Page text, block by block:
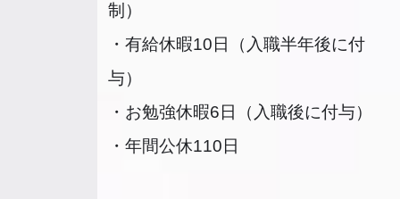
制）
・有給休暇10日（入職半年後に付
与）
・お勉強休暇6日（入職後に付与）
・年間公休110日